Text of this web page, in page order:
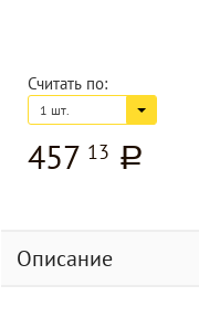
Считать по:
1 шт.
457 13 a
Описание